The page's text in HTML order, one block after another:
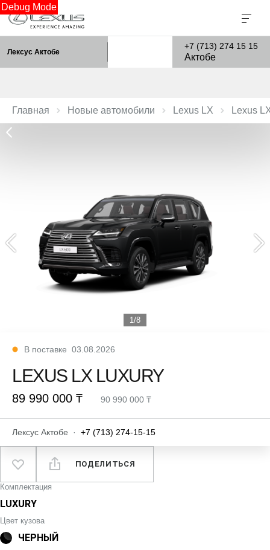
Debug Mode
Лексус Актобе
+7 (713) 274 15 15
Актобе
Главная Новые автомобили Lexus LX Lexus
1/8
В поставке 03.08.2026
LEXUS LX LUXURY
89 990 000 ₸ 90 990 000 ₸
Лексус Актобе · +7 (713) 274-15-15
ПОДЕЛИТЬСЯ
Комплектация
LUXURY
Цвет кузова
ЧЕРНЫЙ